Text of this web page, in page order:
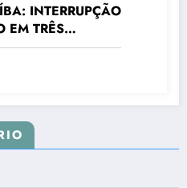
INTERRUPÇÃO
EM TRÊS